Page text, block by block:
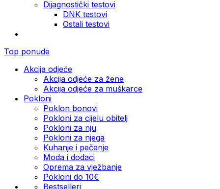
Dijagnostički testovi
DNK testovi
Ostali testovi
Top ponude
Akcija odjeće
Akcija odjeće za žene
Akcija odjeće za muškarce
Pokloni
Poklon bonovi
Pokloni za cijelu obitelj
Pokloni za nju
Pokloni za njega
Kuhanje i pečenje
Moda i dodaci
Oprema za vježbanje
Pokloni do 10€
Bestselleri